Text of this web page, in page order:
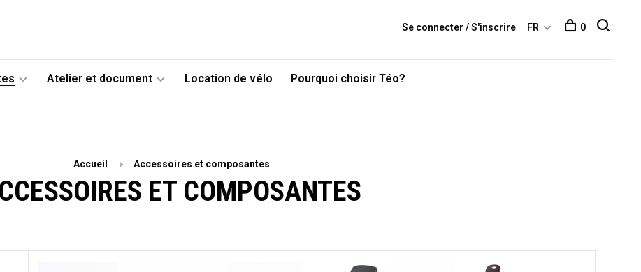
Atelier et document Location de vélo Pourquoi choisir Téo?
Se connecter / S'inscrire FR 0
Accueil Accessoires et composantes
ET COMPOSANTES